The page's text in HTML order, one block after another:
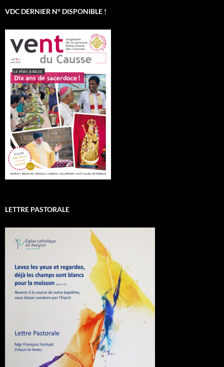
VDC DERNIER N° DISPONIBLE !
LETTRE PASTORALE